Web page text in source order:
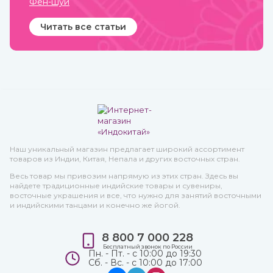
Читать все статьи
Наш уникальный магазин предлагает широкий ассортимент
товаров из Индии, Китая, Непала и других восточных стран.
Весь товар мы привозим напрямую из этих стран. Здесь вы
найдете традиционные индийские товары и сувениры,
восточные украшения и все, что нужно для занятий восточными
и индийскими танцами и конечно же йогой.
8 800 7 000 228
Бесплатный звонок по России
Пн. - Пт. - с 10:00 до 19:30
Сб. - Вс. - с 10:00 до 17:00